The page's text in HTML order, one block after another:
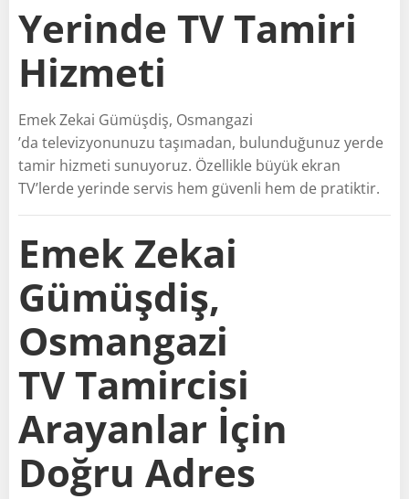
Yerinde TV Tamiri
Hizmeti
Emek Zekai Gümüşdiş, Osmangazi
’da televizyonunuzu taşımadan, bulunduğunuz yerde
tamir hizmeti sunuyoruz. Özellikle büyük ekran
TV’lerde yerinde servis hem güvenli hem de pratiktir.
Emek Zekai
Gümüşdiş,
Osmangazi
TV Tamircisi
Arayanlar İçin
Doğru Adres